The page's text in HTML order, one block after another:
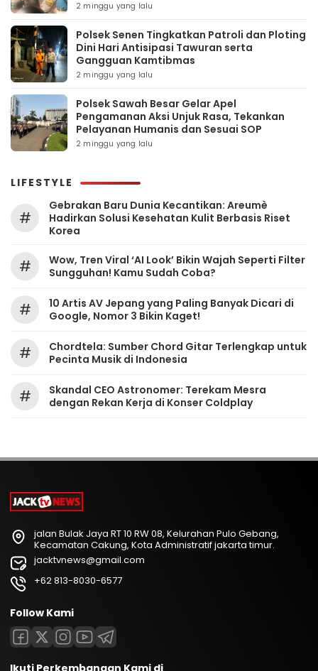
2 minggu yang lalu
Polsek Senen Tingkatkan Patroli dan Ploting
Dini Hari Antisipasi Tawuran serta
Gangguan Kamtibmas
2 minggu yang lalu
Polsek Sawah Besar Gelar Apel
Pengamanan Aksi Unjuk Rasa, Tekankan
Pelayanan Humanis dan Sesuai SOP
2 minggu yang lalu
LIFESTYLE
#
Gebrakan Baru Dunia Kecantikan: Areumè
Hadirkan Solusi Kesehatan Kulit Berbasis Riset
Korea
#
Wow, Tren Viral ‘AI Look’ Bikin Wajah Seperti Filter
Sungguhan! Kamu Sudah Coba?
#
10 Artis AV Jepang yang Paling Banyak Dicari di
Google, Nomor 3 Bikin Kaget!
#
Chordtela: Sumber Chord Gitar Terlengkap untuk
Pecinta Musik di Indonesia
#
Skandal CEO Astronomer: Terekam Mesra
dengan Rekan Kerja di Konser Coldplay
jalan Bulak Jaya RT 10 RW 08, Kelurahan Pulo Gebang,
Kecamatan Cakung, Kota Administratif jakarta timur.
jacktvnews@gmail.com
+62 813-8030-6577
Follow Kami